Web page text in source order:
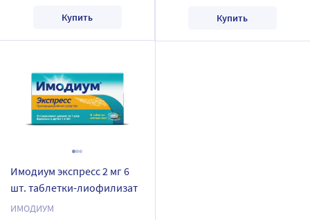
Купить Купить
Имодиум экспресс 2 мг 6
шт. таблетки-лиофилизат
ИМОДИУМ